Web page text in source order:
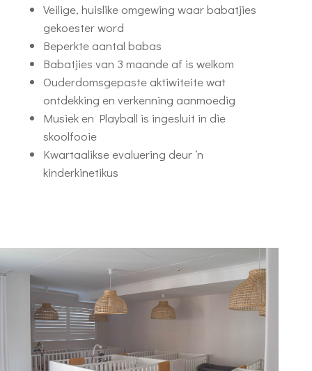
Veilige, huislike omgewing waar babatjies
gekoester word
Beperkte aantal babas
Babatjies van 3 maande af is welkom
Ouderdomsgepaste aktiwiteite wat
ontdekking en verkenning aanmoedig
Musiek en Playball is ingesluit in die
skoolfooie
Kwartaalikse evaluering deur ‘n
kinderkinetikus